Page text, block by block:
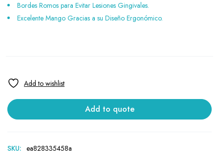
Bordes Romos para Evitar Lesiones Gingivales.
Excelente Mango Gracias a su Diseño Ergonómico.
Add to quote
SKU: ea828335458a